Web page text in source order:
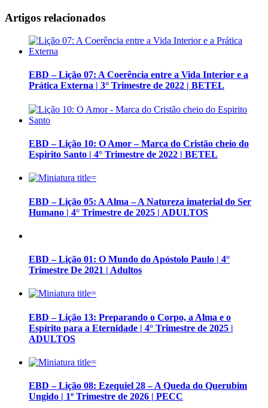
Artigos relacionados
EBD – Lição 07: A Coerência entre a Vida Interior e a
Prática Externa | 3° Trimestre de 2022 | BETEL
EBD – Lição 10: O Amor – Marca do Cristão cheio do
Espirito Santo | 4° Trimestre de 2022 | BETEL
EBD – Lição 05: A Alma – A Natureza imaterial do Ser
Humano | 4° Trimestre de 2025 | ADULTOS
EBD – Lição 01: O Mundo do Apóstolo Paulo | 4°
Trimestre De 2021 | Adultos
EBD – Lição 13: Preparando o Corpo, a Alma e o
Espírito para a Eternidade | 4° Trimestre de 2025 |
ADULTOS
EBD – Lição 08: Ezequiel 28 – A Queda do Querubim
Ungido | 1º Trimestre de 2026 | PECC